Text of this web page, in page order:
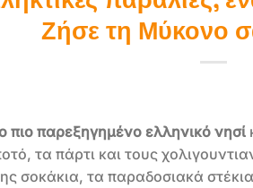
Ζήσε τη Μύκονο
πιο παρεξηγημένο ελληνικό νησί
τα πάρτι και τους
σοκάκια, τα παραδοσιακά